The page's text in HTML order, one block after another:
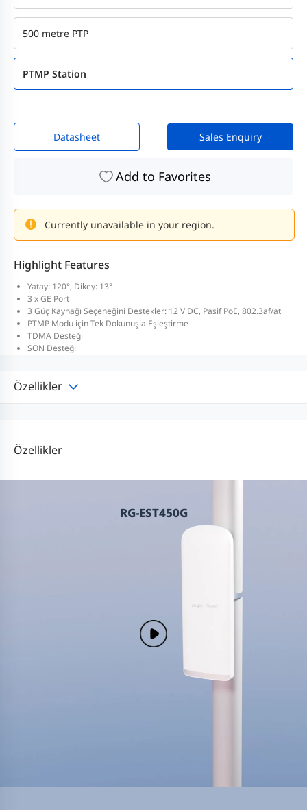
500 metre PTP
PTMP Station
Datasheet Sales Enquiry
Add to Favorites
Currently unavailable in your region.
Highlight Features
Yatay: 120°, Dikey: 13°
3 x GE Port
3 Güç Kaynağı Seçeneğini Destekler: 12 V DC, Pasif PoE, 802.3af/at
PTMP Modu için Tek Dokunuşla Eşleştirme
TDMA Desteği
SON Desteği
Özellikler
Özellikler
RG-EST450G